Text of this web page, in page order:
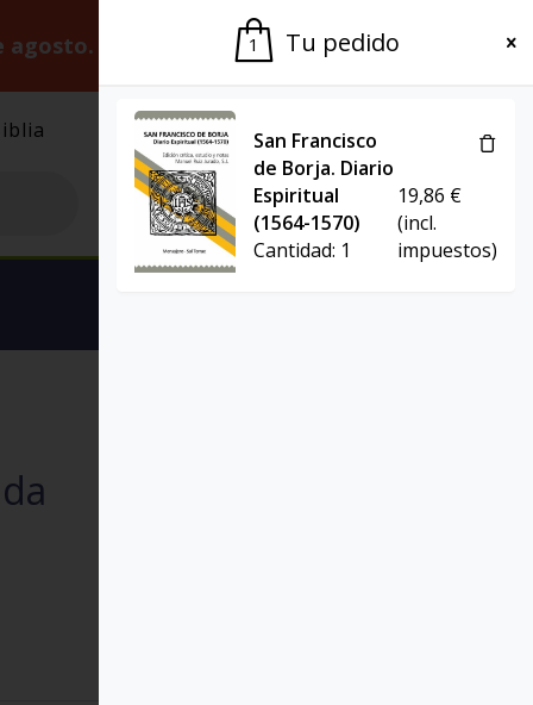
agosto. Gracias por la paciencia.
El Grupo Agenda
1 Tu pedido
San Francisco
de Borja. Diario
Espiritual
(1564-1570)
Cantidad: 1
19,86 €
(incl.
impuestos)